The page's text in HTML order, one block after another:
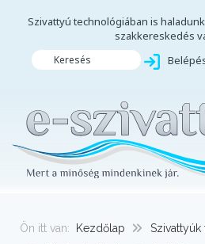
Szivattyú technológiában is
szakkereskedés
Keresés
Ön itt van: Kezdőlap
Szivattyúk